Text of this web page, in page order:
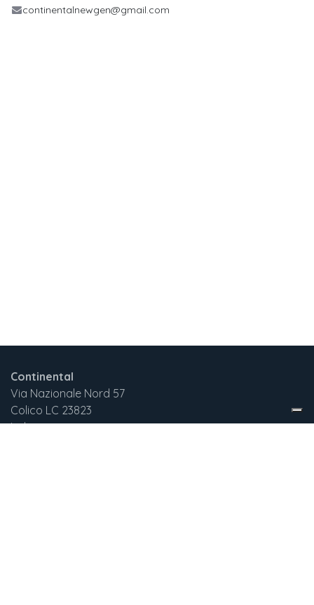
continentalnewgen@gmail.com
Continental
Via Nazionale Nord 57
Colico LC 23823
Italia